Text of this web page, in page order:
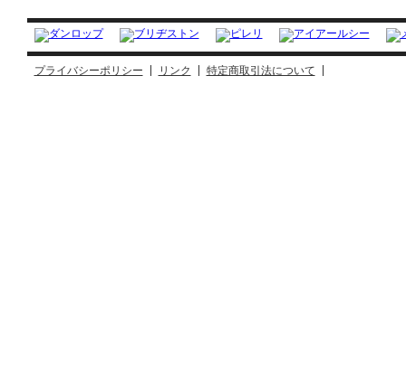
プライバシーポリシー リンク 特定商取引法について